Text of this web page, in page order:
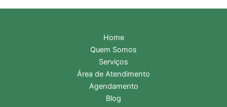
Home
Quem Somos
Serviços
Área de Atendimento
Agendamento
Blog